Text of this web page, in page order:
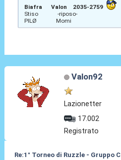
Biafra Valon 2035-2759
Stiso -riposo-
PILØ Momi
Valon92
Lazionetter
17.002
Registrato
Re:1° Torneo di Ruzzle - Gruppo C